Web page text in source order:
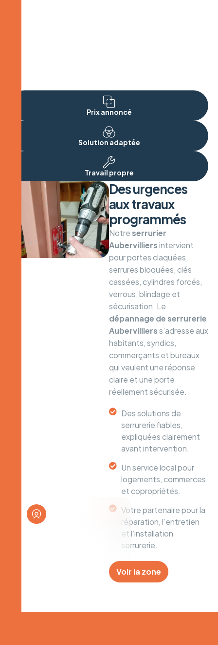
Prix annoncé
Solution adaptée
Travail propre
Des urgences
aux travaux
programmés
Notreserrurier
Aubervilliersintervient
pour portes claquées,
serrures bloquées, clés
cassées, cylindres forcés,
verrous, blindage et
sécurisation. Le
dépannage de serrurerie
Aubervillierss’adresse aux
habitants, syndics,
commerçants et bureaux
qui veulent une réponse
claire et une porte
réellement sécurisée.
Des solutions de
serrurerie fiables,
expliquées clairement
avant intervention.
Un service local pour
logements, commerces
et copropriétés.
Votre partenaire pour la
réparation, l’entretien
et l’installation
serrurerie.
Voir la zone